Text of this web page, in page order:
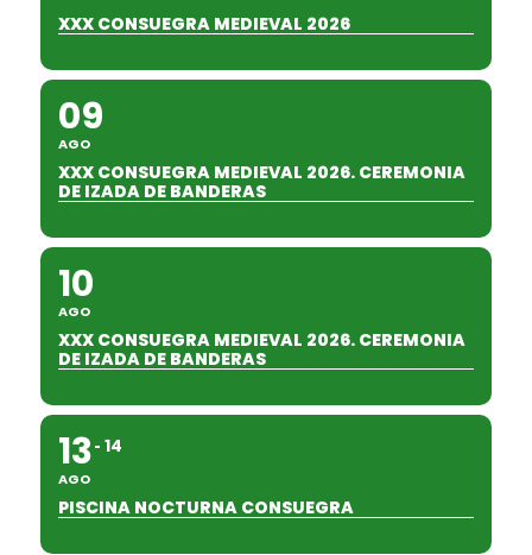
XXX CONSUEGRA MEDIEVAL 2026
09
AGO
XXX CONSUEGRA MEDIEVAL 2026. CEREMONIA
DE IZADA DE BANDERAS
10
AGO
XXX CONSUEGRA MEDIEVAL 2026. CEREMONIA
DE IZADA DE BANDERAS
13
AGO
14
PISCINA NOCTURNA CONSUEGRA